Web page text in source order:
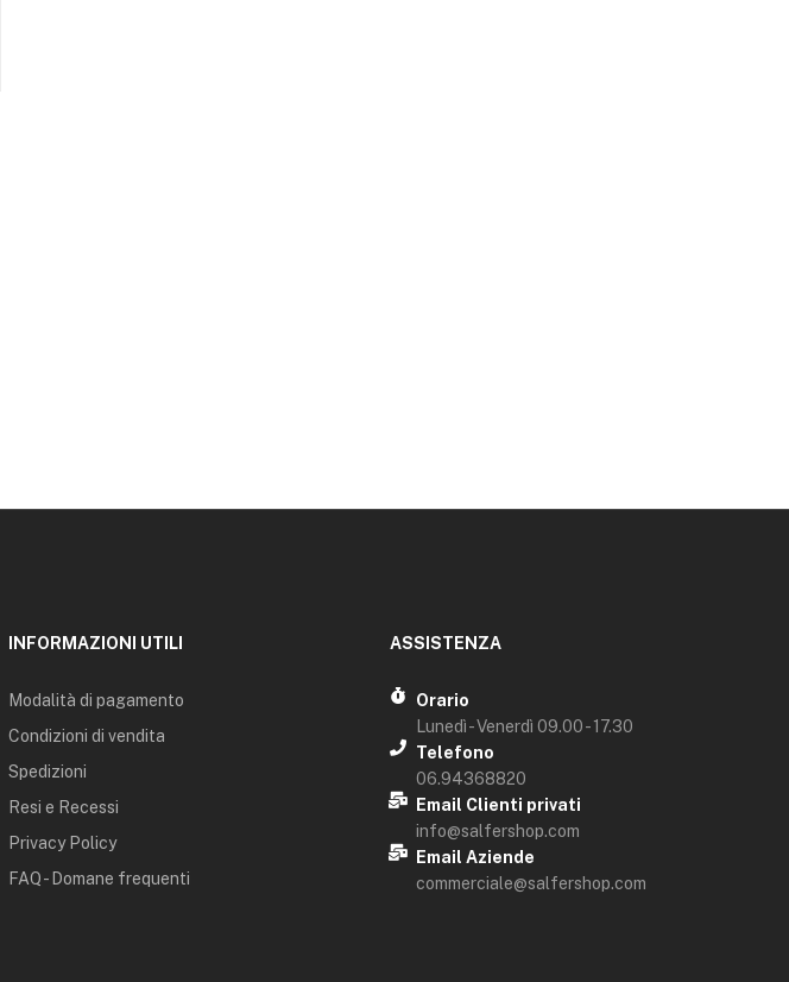
INFORMAZIONI UTILI
Modalità di pagamento
Condizioni di vendita
Spedizioni
Resi e Recessi
Privacy Policy
FAQ - Domane frequenti
ASSISTENZA
Orario
Lunedì - Venerdì 09.00 - 17.30
Telefono
06.94368820
Email Clienti privati
info@salfershop.com
Email Aziende
commerciale@salfershop.com